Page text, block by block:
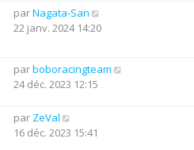
parNagata-San
22 janv. 2024 14:20
parboboracingteam
24 déc. 2023 12:15
par ZeVal
16 déc. 2023 15:41